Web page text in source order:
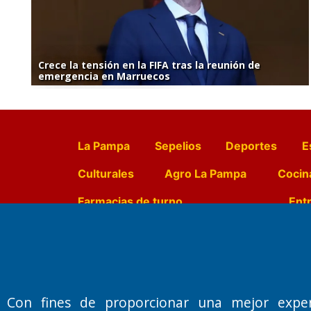
Crece la tensión en la FIFA tras la reunión de
emergencia en Marruecos
La Pampa Sepelios Deportes
Culturales
Agro La Pampa
Farmacias de turno
Primera edición: Domingo 3 de
Con fines de proporcionar una mejor